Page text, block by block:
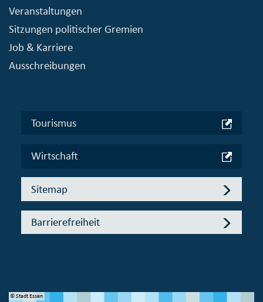
Veranstaltungen
Sitzungen politischer Gremien
Job & Karriere
Ausschreibungen
Tourismus
Wirtschaft
Sitemap
Barrierefreiheit
© Stadt Essen